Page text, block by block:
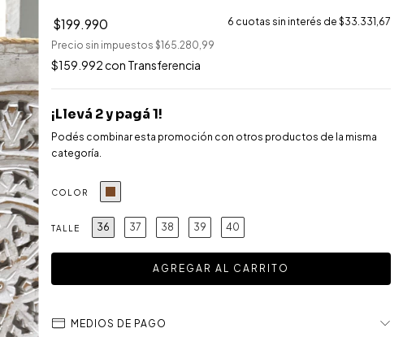
$199.990 6 cuotas sin interés de $33.331,67
Precio sin impuestos $165.280,99
$159.992con Transferencia
¡Llevá 2 y pagá 1!
Podés combinar esta promoción con otros productos de la misma
categoría.
COLOR
TALLE 36 37 38 39 40
MEDIOS DE PAGO